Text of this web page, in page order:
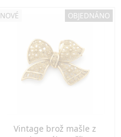
NOVÉ OBJEDNÁNO
Vintage brož mašle z